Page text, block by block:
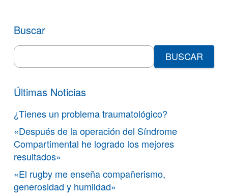
Buscar
Search
for:
Últimas Noticias
¿Tienes un problema traumatológico?
«Después de la operación del Síndrome
Compartimental he logrado los mejores
resultados»
«El rugby me enseña compañerismo,
generosidad y humildad»